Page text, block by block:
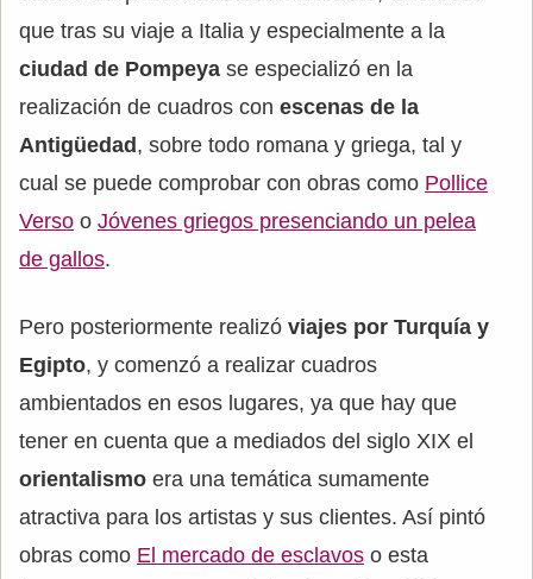
que tras su viaje a Italia y especialmente a la
ciudad de Pompeya se especializó en la
realización de cuadros con escenas de la
Antigüedad, sobre todo romana y griega, tal y
cual se puede comprobar con obras como Pollice
Verso o Jóvenes griegos presenciando un pelea
de gallos.
Pero posteriormente realizó viajes por Turquía y
Egipto, y comenzó a realizar cuadros
ambientados en esos lugares, ya que hay que
tener en cuenta que a mediados del siglo XIX el
orientalismo era una temática sumamente
atractiva para los artistas y sus clientes. Así pintó
obras como El mercado de esclavos o esta